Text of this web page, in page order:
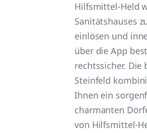
Hilfsmittel-Held
Sanitätshauses
einlösen und
über die App
rechtssicher. Die
Steinfeld
Ihnen ein
charmanten
von Hilfsmittel-